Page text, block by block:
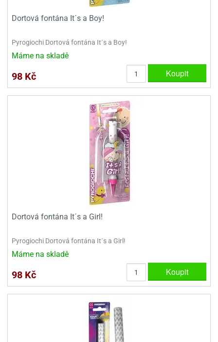
Dortová fontána It´s a Boy!
Pyrogiochi Dortová fontána It´s a Boy!
Máme na skladě
98 Kč Koupit
Dortová fontána It´s a Girl!
Pyrogiochi Dortová fontána It´s a Girl!
Máme na skladě
98 Kč Koupit